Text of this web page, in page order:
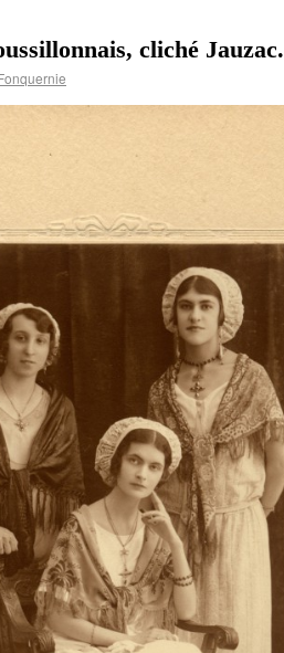
cliché Jauzac.